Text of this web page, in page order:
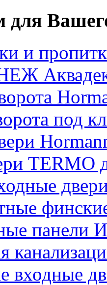
для
и
под
TERMO
панели
входные